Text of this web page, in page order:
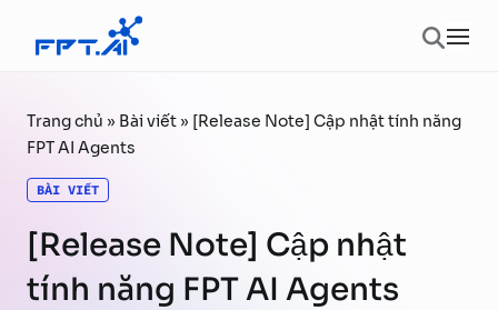
Chuyển đến phần nội dung
Trang chủ » Bài viết» [Release Note] Cập nhật tính năng
FPT AI Agents
BÀI VIẾT
[Release Note] Cập nhật
tính năng FPT AI Agents